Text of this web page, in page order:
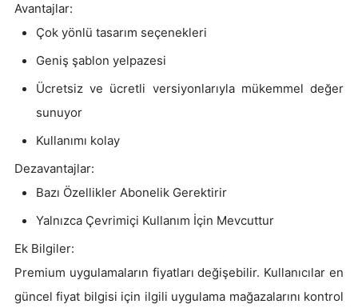
Avantajlar:
Çok yönlü tasarım seçenekleri
Geniş şablon yelpazesi
Ücretsiz ve ücretli versiyonlarıyla mükemmel değer
sunuyor
Kullanımı kolay
Dezavantajlar:
Bazı Özellikler Abonelik Gerektirir
Yalnızca Çevrimiçi Kullanım İçin Mevcuttur
Ek Bilgiler:
Premium uygulamaların fiyatları değişebilir. Kullanıcılar en
güncel fiyat bilgisi için ilgili uygulama mağazalarını kontrol